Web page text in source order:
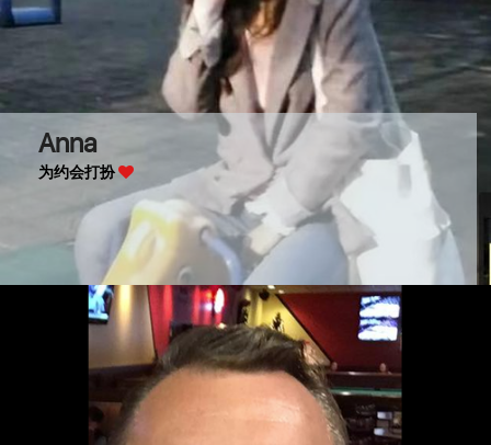
Anna
为约会打扮